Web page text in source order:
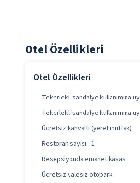
Otel Özellikleri
Otel Özellikleri
Tekerlekli sandalye kullanımına
Tekerlekli sandalye kullanımına
Ücretsiz kahvaltı (yerel mutfak)
Restoran sayısı - 1
Resepsiyonda emanet kasası
Ücretsiz valesiz otopark